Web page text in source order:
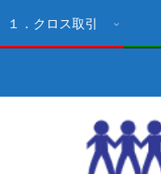
１．クロス取引